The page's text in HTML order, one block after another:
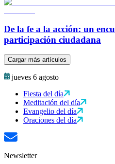
De la fe a la acción: un
participación ciudadana
Cargar más artículos
jueves 6 agosto
Fiesta del día
Meditación del día
Evangelio del día
Oraciones del día
Newsletter